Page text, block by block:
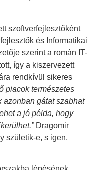
szoftverfejlesztőként
és Informatikai
szerint a román IT-
így a kiszervezett
rendkívül sikeres
piacok természetes
azonban gátat szabhat
a jó példa, hogy
Dragomir
születik-e, s igen,